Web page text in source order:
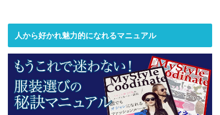
人から好かれ魅力的になれるマニュアル